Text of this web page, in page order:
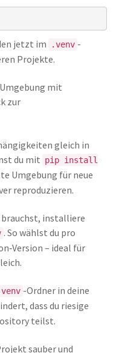
jetzt im .venv -
Projekte.
mit
zur
gleich in
du mit pip install
Umgebung für neue
reproduzieren.
brauchst, installiere
. So wählst du pro
– ideal für
-Ordner in deine
dass du riesige
teilst.
sauber und